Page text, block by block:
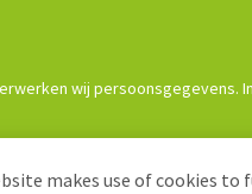
wij persoonsgegevens.
makes use of cookies